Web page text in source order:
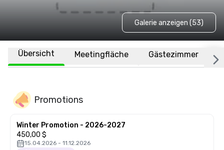
Galerie anzeigen (53)
Übersicht Meetingfläche Gästezimmer
Promotions
Winter Promotion - 2026-2027
450,00 $
15.04.2026 - 11.12.2026